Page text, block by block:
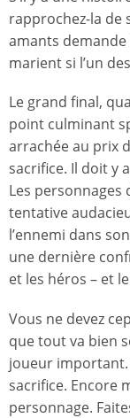
rapprochez-la de
amants demande
marient si l’un
Le grand final,
point culminant
arrachée au prix
sacrifice. Il doit y
Les
tentative
l’ennemi dans
une dernière
et les héros – et
Vous ne devez
que tout va bien
joueur
sacrifice. Encore
personnage.